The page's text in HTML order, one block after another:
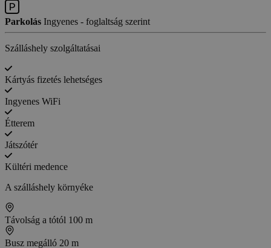
Parkolás Ingyenes - foglaltság szerint
Szálláshely szolgáltatásai
Kártyás fizetés lehetséges
Ingyenes WiFi
Étterem
Játszótér
Kültéri medence
A szálláshely környéke
Távolság a tótól 100 m
Busz megálló 20 m